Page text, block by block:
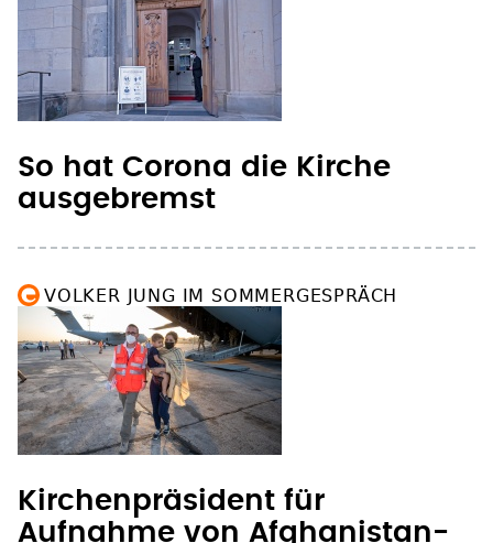
So hat Corona die Kirche
Kirchenpräsident für
Flüchtlingen